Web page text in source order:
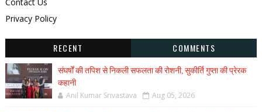
Contact Us
Privacy Policy
RECENT
COMMENTS
संघर्षों की तपिश से निकली सफलता की रोशनी, सुकीर्ति गुप्ता की प्रेरक
कहानी
Anil Kumar Srivastava Aug 05, 2026